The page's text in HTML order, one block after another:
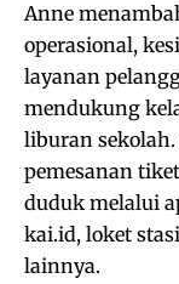
Anne
operasional,
layanan
mendukung
liburan
pemesanan
duduk melalui
kai.id, loket
lainnya.